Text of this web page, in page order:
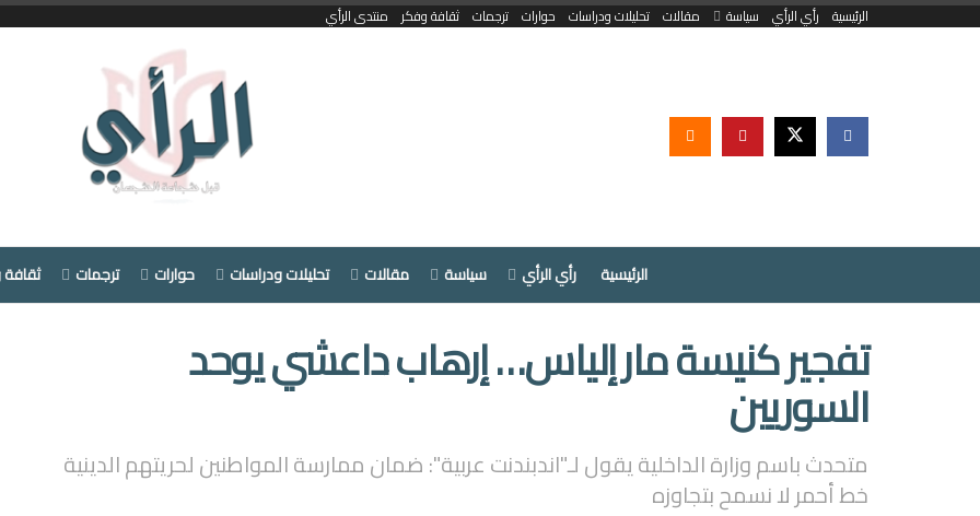
الرئيسية رأي الرأي سياسة مقالات تحليلات ودراسات حوارات ترجمات ثقافة وفكر منتدى الرأي
الرئيسية رأي الرأي سياسة مقالات تحليلات ودراسات حوارات ترجمات
تفجير كنيسة مار إلياس… إرهاب داعشي يوحد
السوريين
متحدث باسم وزارة الداخلية يقول لـ"اندبندنت عربية": ضمان ممارسة المواطنين لحريتهم الدينية
خط أحمر لا نسمح بتجاوزه